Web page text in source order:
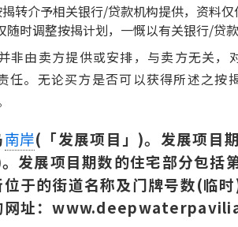
转介予相关银行/贷款机构提供，资料
时调整按揭计划，一慨以有关银行/贷
非由卖方提供或安排，与卖方无关，
任。无论买方是否可以获得所述之按
南岸(「发展项目」)。发展项目
发展项目期数的住宅部分包括
于的街道名称及门牌号数(临
网址：